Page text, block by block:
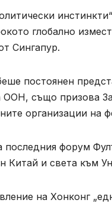
глобално
Сингапур.
постоянен
ООН, също призова
организации на
последния форум
Китай и света към
на Хонконг